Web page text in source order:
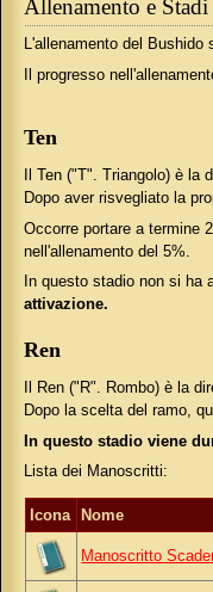
Allenamento e Stadi
L'allenamento del
Il progresso
Ten
Il Ten ("T". Triangolo) è
Dopo aver risvegliato la
Occorre portare a termine
nell'allenamento del 5%.
In questo stadio non si
attivazione.
Ren
Il Ren ("R". Rombo) è la
Dopo la scelta del ramo,
In questo stadio viene
Lista dei Manoscritti:
Icona Nome
Manoscritto